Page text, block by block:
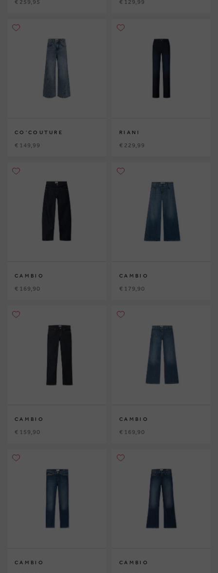
€ 259,95 € 129,99
CO'COUTURE
€ 149,99
RIANI
€ 229,99
CAMBIO
€ 169,90
CAMBIO
€ 179,90
CAMBIO
€ 159,90
CAMBIO
€ 169,90
CAMBIO CAMBIO